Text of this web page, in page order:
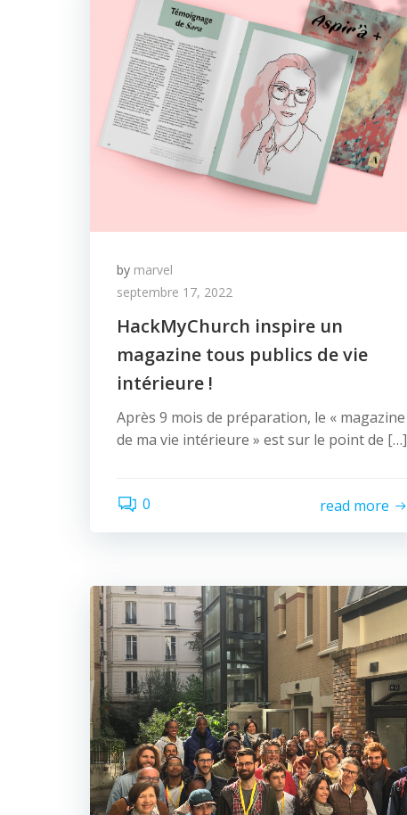
by marvel
septembre 17, 2022
HackMyChurch inspire un
magazine tous publics de vie
intérieure !
Après 9 mois de préparation, le « magazine
de ma vie intérieure » est sur le point de […]
0 read more